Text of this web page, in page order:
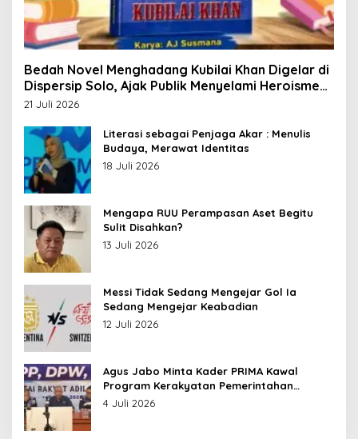
Bedah Novel Menghadang Kubilai Khan Digelar di
Dispersip Solo, Ajak Publik Menyelami Heroisme
Leluhur Nusantara
21 Juli 2026
Literasi sebagai Penjaga Akar : Menulis
Budaya, Merawat Identitas
18 Juli 2026
Mengapa RUU Perampasan Aset Begitu
Sulit Disahkan?
13 Juli 2026
Messi Tidak Sedang Mengejar Gol Ia
Sedang Mengejar Keabadian
12 Juli 2026
Agus Jabo Minta Kader PRIMA Kawal
Program Kerakyatan Pemerintahan
Prabowo
4 Juli 2026